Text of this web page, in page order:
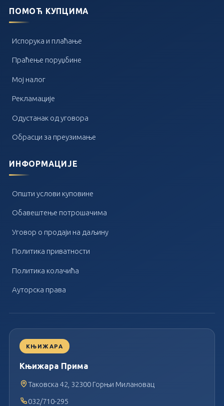
ПОМОЋ КУПЦИМА
Испорука и плаћање
Праћење поруџбине
Мој налог
Рекламације
Одустанак од уговора
Обрасци за преузимање
ИНФОРМАЦИЈЕ
Општи услови куповине
Обавештење потрошачима
Уговор о продаји на даљину
Политика приватности
Политика колачића
Ауторска права
КЊИЖАРА
Књижара Прима
Таковска 42, 32300 Горњи Милановац
032/710-295